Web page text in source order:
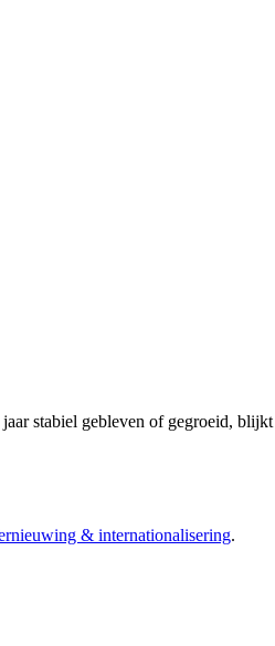
stabiel gebleven of gegroeid,
& internationalisering.